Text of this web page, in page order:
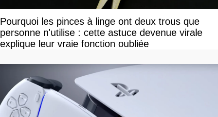
Pourquoi les pinces à linge ont deux trous que
personne n'utilise : cette astuce devenue virale
explique leur vraie fonction oubliée